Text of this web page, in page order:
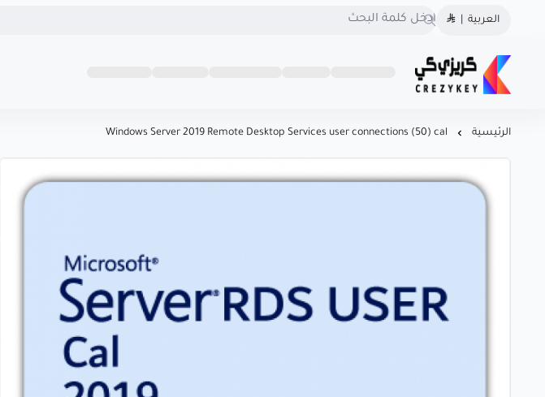
العربية
كريزى كى متجرك الموثوق لشراء كودك الرقمي
الرئيسية Windows Server 2019 Remote Desktop Services user connections (50) cal
كريزى كى متجرك الموثوق
لشراء كودك الرقمي
البرامج بأسعار منافسة! سرعة
في التسليم، دعم فوري، .
CrezyKey هو خيارك الذكي
1126106623
+966560492549
info@crezykey.com